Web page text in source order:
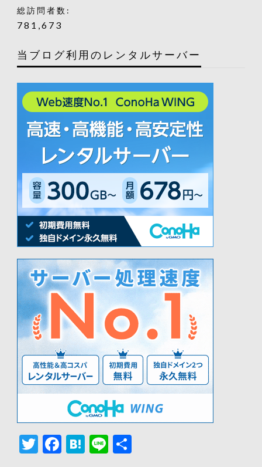
総訪問者数:
781,673
当ブログ利用のレンタルサーバー
Twitter
Facebook
Hatena
Line
共